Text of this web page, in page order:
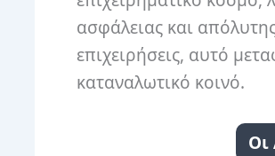
ασφάλειας και
επιχειρήσεις, αυτό
καταναλωτικό κοινό.
Οι